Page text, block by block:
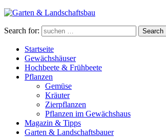
Search for: Search
Startseite
Gewächshäuser
Hochbeete & Frühbeete
Pflanzen
Gemüse
Kräuter
Zierpflanzen
Pflanzen im Gewächshaus
Magazin & Tipps
Garten & Landschaftsbauer